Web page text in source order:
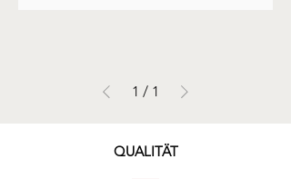
1 / 1
QUALITÄT